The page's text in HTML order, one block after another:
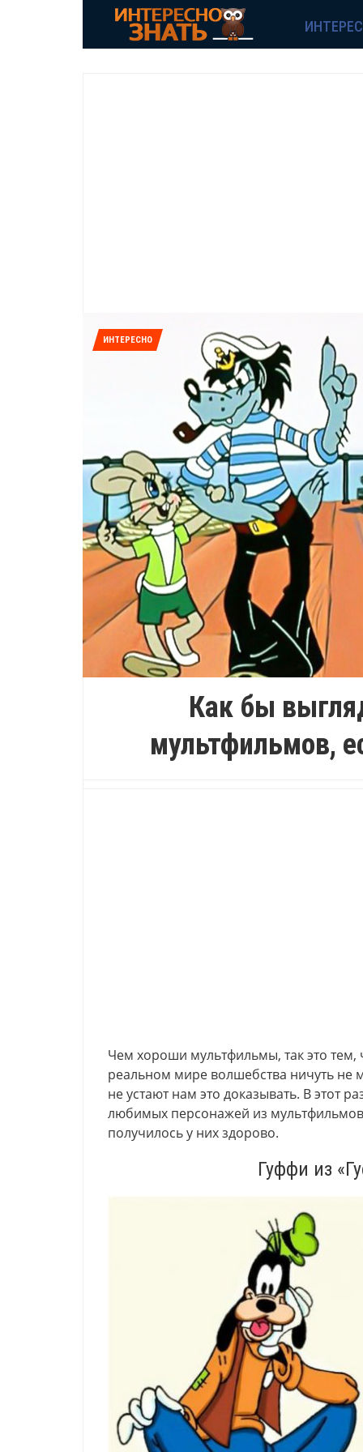
ИНТЕРЕСНО
Как бы
мультфильмов,
Чем хороши мультфильмы, так это
реальном мире волшебства ничуть не
не устают нам это доказывать. В этот
любимых персонажей из
получилось у них здорово.
Гуффи из